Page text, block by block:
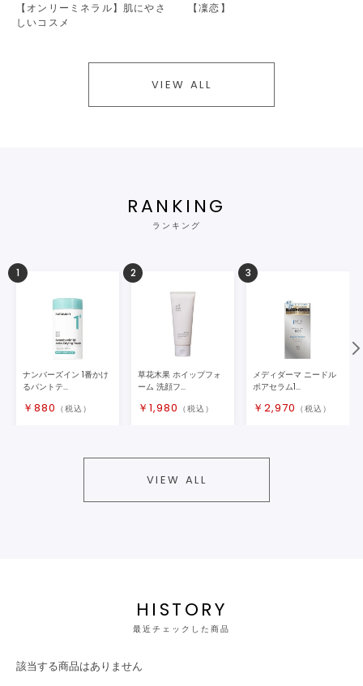
【オンリーミネラル】肌にやさ
しいコスメ
【凜恋】
VIEW ALL
RANKING
ランキング
1
ナンバーズイン 1番かけ
るパントテ...
￥ 880 （税込）
2
草花木果 ホイップフォ
ーム 洗顔フ...
￥ 1,980 （税込）
3
メディダーマ ニードル
ポアセラム1...
￥ 2,970 （税込）
VIEW ALL
HISTORY
最近チェックした商品
該当する商品はありません